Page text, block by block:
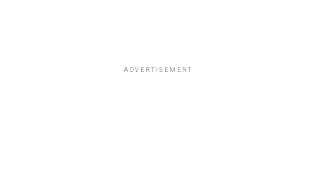
ADVERTISEMENT